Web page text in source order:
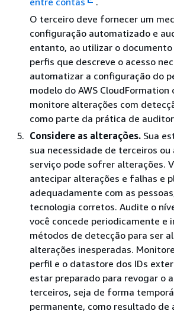
O terceiro deve fornecer um
configuração automatizado e
entanto, ao utilizar o
perfis que descreve o acesso
automatizar a configuração do
modelo do AWS CloudFormation
monitore alterações com
como parte da prática de
Considere as alterações. Sua
sua necessidade de terceiros
serviço pode sofrer alterações.
antecipar alterações e falhas e
adequadamente com as
tecnologia corretos. Audite o
você concede periodicamente e
métodos de detecção para ser
alterações inesperadas.
perfil e o datastore dos IDs
estar preparado para revogar o
terceiros, seja de forma
permanente, como resultado de